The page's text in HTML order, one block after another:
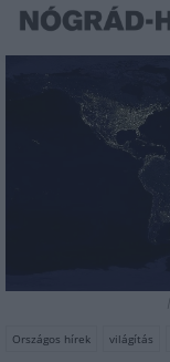
Országos hírek világítás